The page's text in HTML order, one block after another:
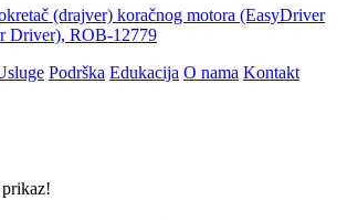
(drajver) koračnog motora (EasyDriver
Driver), ROB-12779
Podrška Edukacija O nama Kontakt